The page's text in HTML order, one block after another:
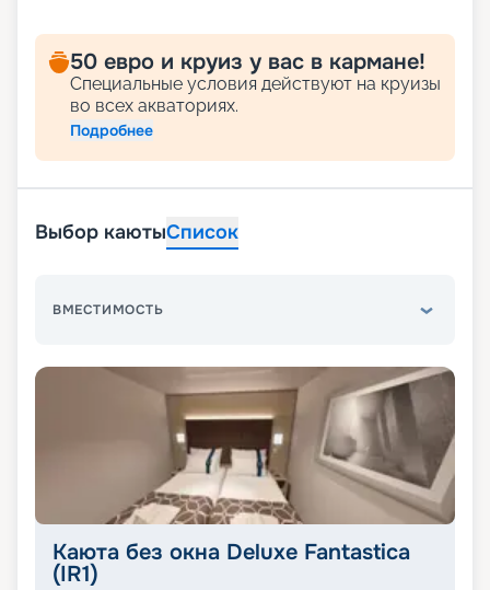
50 евро и круиз у вас в кармане!
Специальные условия действуют на круизы
во всех акваториях.
Подробнее
Выбор каютыСписок
ВМЕСТИМОСТЬ
Каюта без окна Deluxe Fantastica
(IR1)